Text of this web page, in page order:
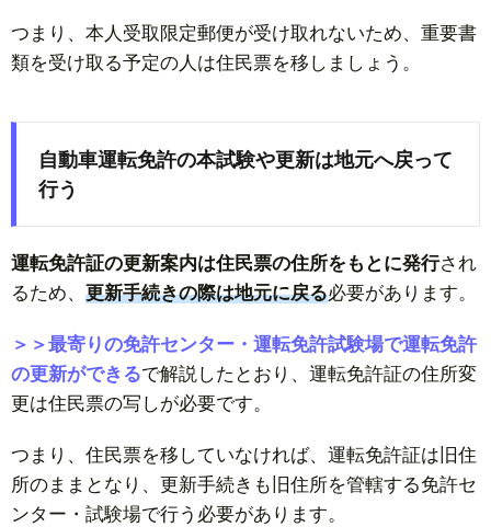
つまり、本人受取限定郵便が受け取れないため、重要書
類を受け取る予定の人は住民票を移しましょう。
自動車運転免許の本試験や更新は地元へ戻って
行う
運転免許証の更新案内は住民票の住所をもとに発行され
るため、 更新手続きの際は地元に戻る必要があります。
＞＞最寄りの免許センター・運転免許試験場で運転免許
の更新ができるで解説したとおり、運転免許証の住所変
更は住民票の写しが必要です。
つまり、住民票を移していなければ、運転免許証は旧住
所のままとなり、更新手続きも旧住所を管轄する免許セ
ンター・試験場で行う必要があります。